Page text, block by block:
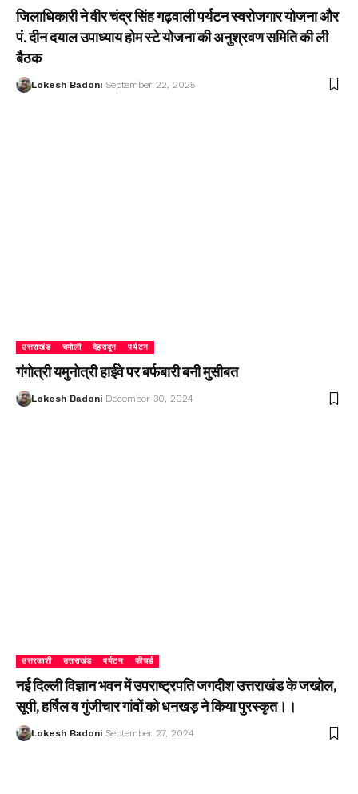
जिलाधिकारी ने वीर चंद्र सिंह गढ़वाली पर्यटन स्वरोजगार योजना और
पं. दीन दयाल उपाध्याय होम स्टे योजना की अनुश्रवण समिति की ली
बैठक
Lokesh Badoni September 22, 2025
उत्तराखंड चमोली देहरादून पर्यटन
गंगोत्री यमुनोत्री हाईवे पर बर्फबारी बनी मुसीबत
Lokesh Badoni December 30, 2024
उत्तरकाशी उत्तराखंड पर्यटन फीचर्ड
नई दिल्ली विज्ञान भवन में उपराष्ट्रपति जगदीश उत्तराखंड के जखोल,
सूपी, हर्षिल व गुंजीचार गांवों को धनखड़ ने किया पुरस्कृत।।
Lokesh Badoni September 27, 2024